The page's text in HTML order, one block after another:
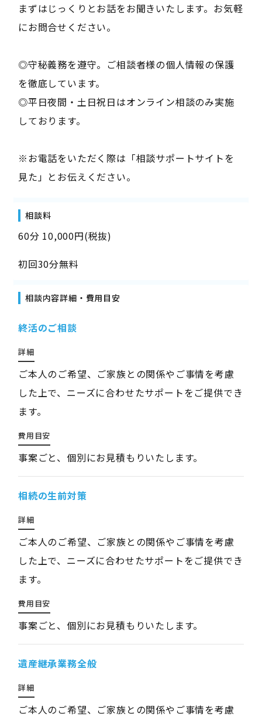
まずはじっくりとお話をお聞きいたします。お気軽
にお問合せください。
◎守秘義務を遵守。ご相談者様の個人情報の保護
を徹底しています。
◎平日夜間・土日祝日はオンライン相談のみ実施
しております。
※お電話をいただく際は「相談サポートサイトを
見た」とお伝えください。
相談料
60分 10,000円(税抜)
初回30分無料
相談内容詳細・費用目安
終活のご相談
詳細
ご本人のご希望、ご家族との関係やご事情を考慮
した上で、ニーズに合わせたサポートをご提供でき
ます。
費用目安
事案ごと、個別にお見積もりいたします。
相続の生前対策
詳細
ご本人のご希望、ご家族との関係やご事情を考慮
した上で、ニーズに合わせたサポートをご提供でき
ます。
費用目安
事案ごと、個別にお見積もりいたします。
遺産継承業務全般
詳細
ご本人のご希望、ご家族との関係やご事情を考慮